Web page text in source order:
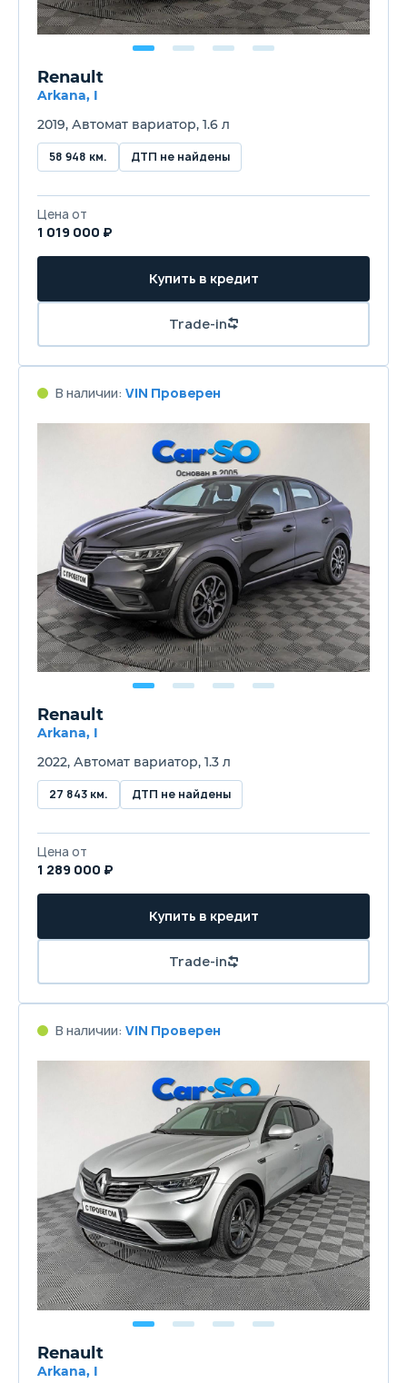
Renault
Arkana, I
2019, Автомат вариатор, 1.6 л
58 948 км. ДТП не найдены
Цена от
1 019 000 ₽
Купить в кредит
Trade-in
В наличии: VIN Проверен
Renault
Arkana, I
2022, Автомат вариатор, 1.3 л
27 843 км. ДТП не найдены
Цена от
1 289 000 ₽
Купить в кредит
Trade-in
В наличии: VIN Проверен
Renault
Arkana, I